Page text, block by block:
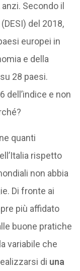
Secondo il
del 2018,
europei in
e della
28 paesi.
dell’indice e non
quanti
rispetto
non abbia
Di fronte ai
più affidato
buone pratiche
variabile che
di una